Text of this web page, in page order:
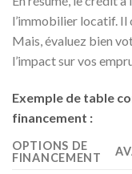
l’immobilier locatif.
Mais, évaluez bien
l’impact sur vos
Exemple de table
financement :
OPTIONS DE
FINANCEMENT